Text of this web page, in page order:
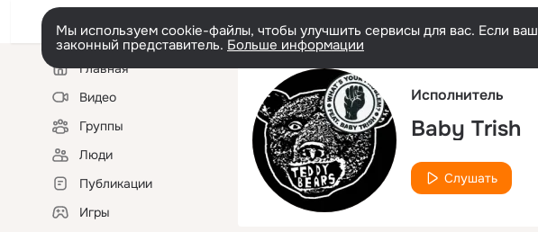
Мы используем cookie-файлы, чтобы улучшить сервисы для вас. Если
законный представитель. Больше информации
Левая
колонкаГлавная
Видео
Группы
Люди
Публикации
Игры
Исполнитель
Baby Trish
Слушать